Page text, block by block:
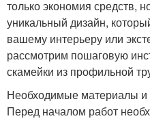
только экономия средств,
уникальный дизайн,
вашему интерьеру или
рассмотрим пошаговую
скамейки из профильной
Необходимые материалы и
Перед началом работ